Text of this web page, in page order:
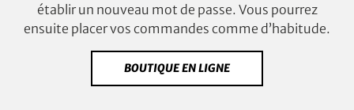
établir un nouveau mot de passe. Vous pourrez
ensuite placer vos commandes comme d’habitude.
BOUTIQUE EN LIGNE